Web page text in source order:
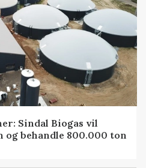
Sindal Biogas vil
behandle 800.000 ton